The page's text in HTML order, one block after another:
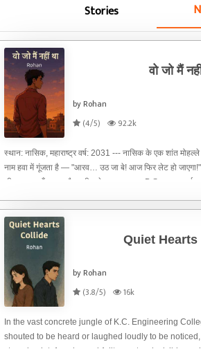
Stories
वो जो मैं
by Rohan
(4/5)
92.2k
स्थान: नासिक, महाराष्ट्र वर्ष: 2031 --- नासिक के एक शांत
नाम हवा में गूंजता है — "आरव… उठ जा बे! आज फिर लेट हो
सीधा-साधा, हँसमुख, और ज़मीन से जुड़ा लड़का। B.Sc फाइनल ईयर
कॉलेज, दिन में ट्यूशन पढ़ाना, और रात को छत पर बैठकर तारों को
बातों पर टिकी थी — "माँ का मान" और "अनन्या का साथ"।
Quiet
by Rohan
(3.8/5)
16k
In the vast concrete jungle of K.C. Engineering
shouted to be heard or laughed loudly to be